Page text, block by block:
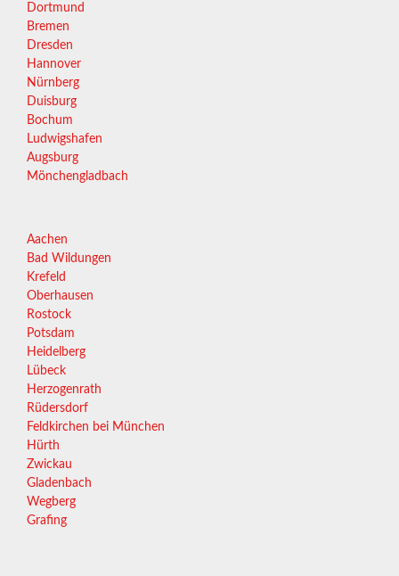
Dortmund
Bremen
Dresden
Hannover
Nürnberg
Duisburg
Bochum
Ludwigshafen
Augsburg
Mönchengladbach
Aachen
Bad Wildungen
Krefeld
Oberhausen
Rostock
Potsdam
Heidelberg
Lübeck
Herzogenrath
Rüdersdorf
Feldkirchen bei München
Hürth
Zwickau
Gladenbach
Wegberg
Grafing